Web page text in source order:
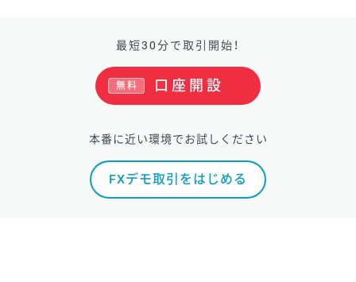
最短30分で取引開始！
口座開設
無料
本番に近い環境でお試しください
FXデモ取引をはじめる